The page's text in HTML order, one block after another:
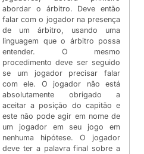
abordar o árbitro. Deve então
falar com o jogador na presença
de um árbitro, usando uma
linguagem que o árbitro possa
entender. O mesmo
procedimento deve ser seguido
se um jogador precisar falar
com ele. O jogador não está
absolutamente obrigado a
aceitar a posição do capitão e
este não pode agir em nome de
um jogador em seu jogo em
nenhuma hipótese. O jogador
deve ter a palavra final sobre a